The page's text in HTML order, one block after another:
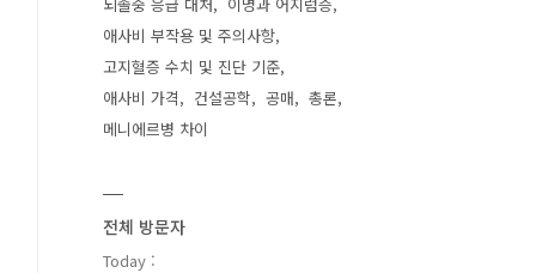
애사비 부작용 및 주의사항
고지혈증 수치 및 진단 기준
애사비 가격
건설공학 공매
총론
메니에르병 차이
전체 방문자
Today :